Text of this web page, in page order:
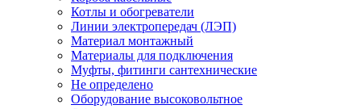
Котлы и обогреватели
Линии электропередач (ЛЭП)
Материал монтажный
Материалы для подключения
Муфты, фитинги сантехнические
Не определено
Оборудование высоковольтное